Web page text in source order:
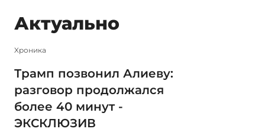
Актуально
Xроника
Трамп позвонил Алиеву:
разговор продолжался
более 40 минут -
ЭКСКЛЮЗИВ